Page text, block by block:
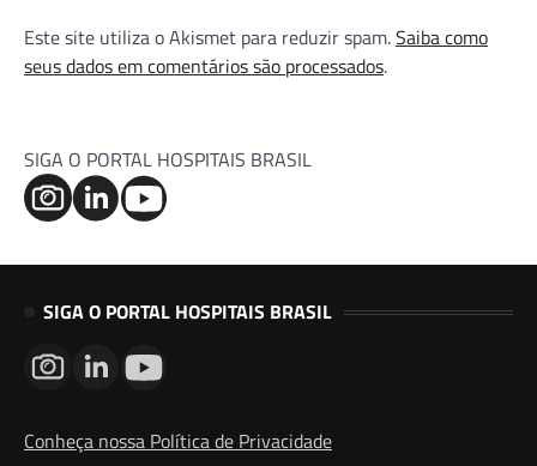
Este site utiliza o Akismet para reduzir spam.Saiba como
seus dados em comentários são processados.
SIGA O PORTAL HOSPITAIS BRASIL
SIGA O PORTAL HOSPITAIS BRASIL
Conheça nossa Política de Privacidade